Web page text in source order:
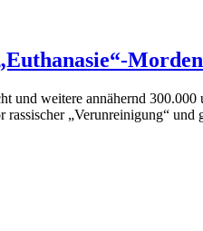
Morden
weitere annähernd
„Verunreinigung“